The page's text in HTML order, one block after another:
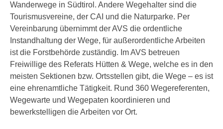
Wanderwege in Südtirol. Andere Wegehalter sind die
Tourismusvereine, der CAI und die Naturparke. Per
Vereinbarung übernimmt der AVS die ordentliche
Instandhaltung der Wege, für außerordentliche Arbeiten
ist die Forstbehörde zuständig. Im AVS betreuen
Freiwillige des Referats Hütten & Wege, welche es in den
meisten Sektionen bzw. Ortsstellen gibt, die Wege – es ist
eine ehrenamtliche Tätigkeit. Rund 360 Wegereferenten,
Wegewarte und Wegepaten koordinieren und
bewerkstelligen die Arbeiten vor Ort.